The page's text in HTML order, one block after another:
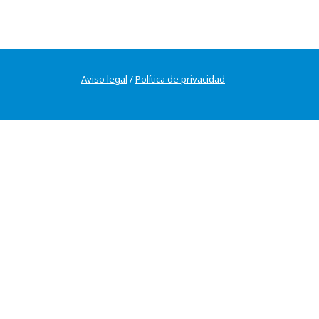
Aviso legal /Política de privacidad